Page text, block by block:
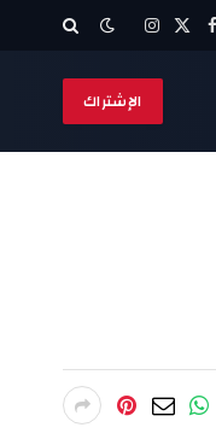
فيسبوك
X
الانستغرام
الإشتراك